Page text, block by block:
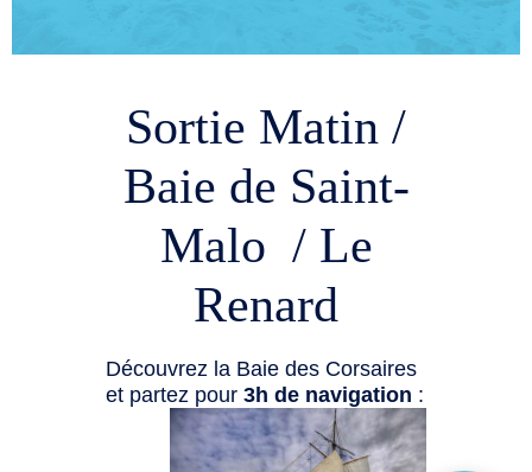
Sortie Matin /
Baie de Saint-
Malo / Le
Renard
Découvrez la Baie des Corsaires
et partez pour3h de navigation :